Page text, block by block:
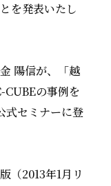
を発表いたし
陽信が、「越
CUBEの事例を
式セミナーに登
（2013年1月リ